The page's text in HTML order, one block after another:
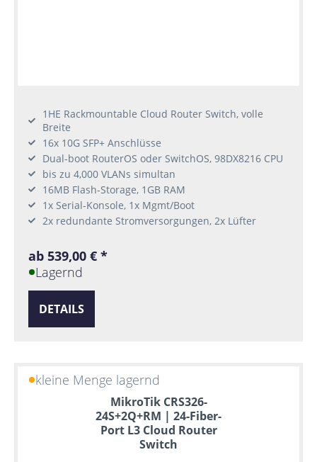
1HE Rackmountable Cloud Router Switch, volle
Breite
16x 10G SFP+ Anschlüsse
Dual-boot RouterOS oder SwitchOS, 98DX8216 CPU
bis zu 4,000 VLANs simultan
16MB Flash-Storage, 1GB RAM
1x Serial-Konsole, 1x Mgmt/Boot
2x redundante Stromversorgungen, 2x Lüfter
ab 539,00 € *
Lagernd
DETAILS
kleine Menge lagernd
MikroTik CRS326-
24S+2Q+RM | 24-Fiber-
Port L3 Cloud Router
Switch